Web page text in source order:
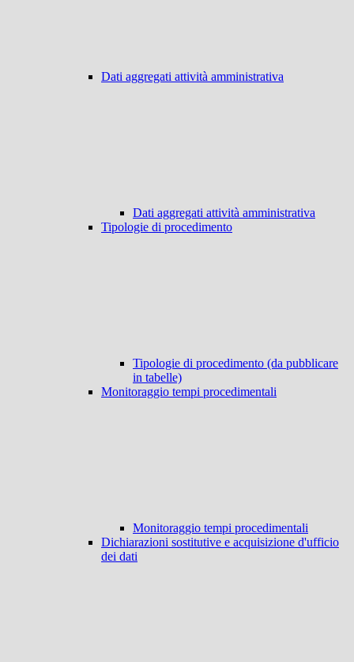
Dati aggregati attività amministrativa
Dati aggregati attività amministrativa
Tipologie di procedimento
Tipologie di procedimento (da pubblicare
in tabelle)
Monitoraggio tempi procedimentali
Monitoraggio tempi procedimentali
Dichiarazioni sostitutive e acquisizione d'ufficio
dei dati